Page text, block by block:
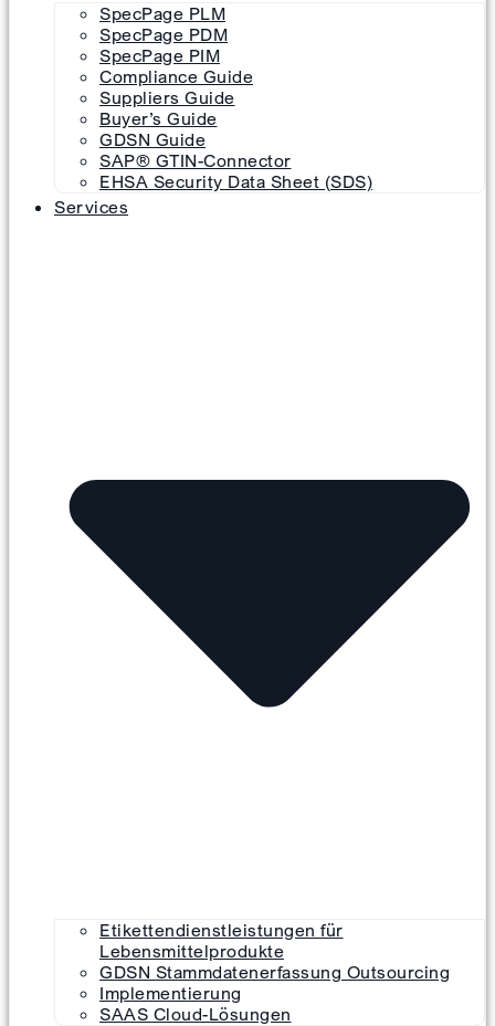
SpecPage PLM
SpecPage PDM
SpecPage PIM
Compliance Guide
Suppliers Guide
Buyer’s Guide
GDSN Guide
SAP® GTIN-Connector
EHSA Security Data Sheet (SDS)
Services
Etikettendienstleistungen für
Lebensmittelprodukte
GDSN Stammdatenerfassung Outsourcing
Implementierung
SAAS Cloud-Lösungen